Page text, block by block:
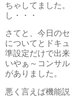
ちゃしてました
し・・・
さてと、今日の
についてとドキ
準設定だけで出
いやぁ～コンサ
がありました。
悪く言えば機能